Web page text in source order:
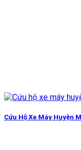
Cứu Hộ Xe Máy Huyện